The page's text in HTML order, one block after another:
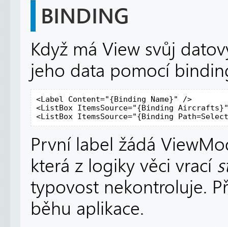
BINDING
Když má View svůj
jeho data pomocí
<Label Content="{Binding Name}" />
<ListBox ItemsSource="{Binding
<ListBox ItemsSource="{Binding
První label žádá
která z logiky věci vrací
typovost nekontroluje.
běhu aplikace.